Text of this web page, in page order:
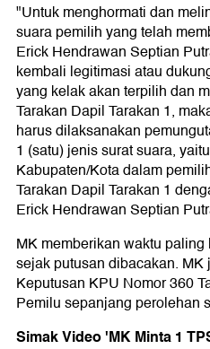
"Untuk menghormati dan
suara pemilih yang telah
Erick Hendrawan Septian
kembali legitimasi atau
yang kelak akan terpilih dan
Tarakan Dapil Tarakan 1,
harus dilaksanakan
1 (satu) jenis surat suara,
Kabupaten/Kota dalam
Tarakan Dapil Tarakan 1
Erick Hendrawan Septian
MK memberikan waktu
sejak putusan dibacakan.
Keputusan KPU Nomor 360
Pemilu sepanjang perolehan
Simak Video 'MK Minta 1